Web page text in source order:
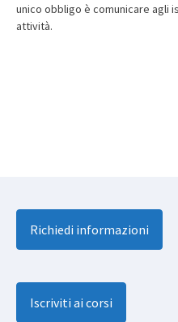
unico obbligo è comunicare agli
attività.
Richiedi informazioni
Iscriviti ai corsi